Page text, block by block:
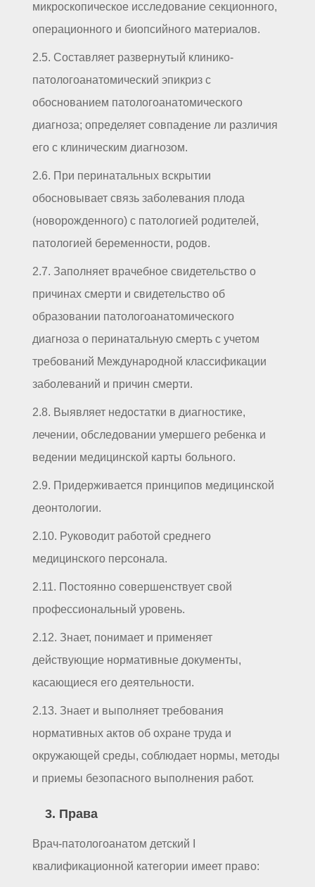
микроскопическое исследование секционного,
операционного и биопсийного материалов.
2.5. Составляет развернутый клинико-
патологоанатомический эпикриз с
обоснованием патологоанатомического
диагноза; определяет совпадение ли различия
его с клиническим диагнозом.
2.6. При перинатальных вскрытии
обосновывает связь заболевания плода
(новорожденного) с патологией родителей,
патологией беременности, родов.
2.7. Заполняет врачебное свидетельство о
причинах смерти и свидетельство об
образовании патологоанатомического
диагноза о перинатальную смерть с учетом
требований Международной классификации
заболеваний и причин смерти.
2.8. Выявляет недостатки в диагностике,
лечении, обследовании умершего ребенка и
ведении медицинской карты больного.
2.9. Придерживается принципов медицинской
деонтологии.
2.10. Руководит работой среднего
медицинского персонала.
2.11. Постоянно совершенствует свой
профессиональный уровень.
2.12. Знает, понимает и применяет
действующие нормативные документы,
касающиеся его деятельности.
2.13. Знает и выполняет требования
нормативных актов об охране труда и
окружающей среды, соблюдает нормы, методы
и приемы безопасного выполнения работ.
3. Права
Врач-патологоанатом детский I
квалификационной категории имеет право: